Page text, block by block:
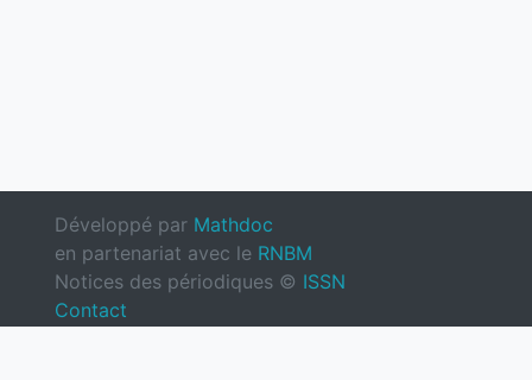
Développé par Mathdoc
en partenariat avec le RNBM
Notices des périodiques © ISSN
Contact